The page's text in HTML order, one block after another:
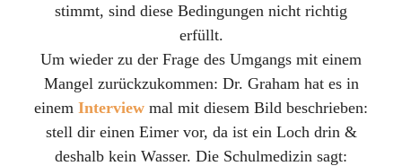
stimmt, sind diese Bedingungen nicht richtig
erfüllt.
Um wieder zu der Frage des Umgangs mit einem
Mangel zurückzukommen: Dr. Graham hat es in
einem Interview mal mit diesem Bild beschrieben:
stell dir einen Eimer vor, da ist ein Loch drin &
deshalb kein Wasser. Die Schulmedizin sagt: